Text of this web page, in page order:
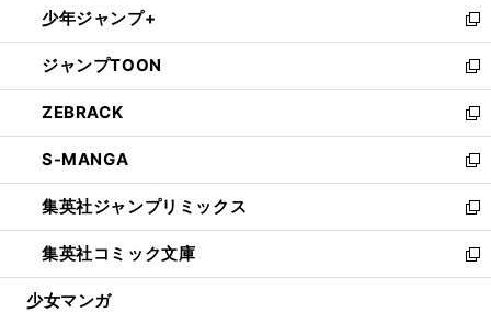
く
で
開
く
ド
ウ
で
開
く
ィ
ン
ド
ウ
で
開
く
い
ウ
ィ
ン
ド
ウ
で
開
く
少年ジャンプ+
新
し
い
ウ
ィ
ン
ド
ウ
で
開
く
ジャンプTOON
新
し
い
ウ
ィ
ン
ド
ウ
で
開
ZEBRACK
新
し
い
ウ
ィ
ン
ド
ウ
S-MANGA
新
し
い
ウ
ィ
ン
集英社ジャンプリミックス
新
し
い
ウ
集英社コミック文庫
新
し
少女マンガ